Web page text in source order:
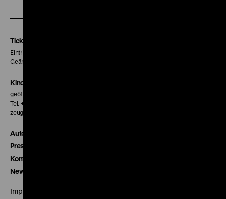
Tickets
Eintritt 5 €
Geänderte Preise sind im Programm vermerkt.
Kinokasse
geöffnet 30 Minuten vor Beginn der ersten Vorstellung
Tel. + 49 30 20304-770
zeughauskino@dhm.de
Autor*innen
Presse
Kontakt
Newsletter
Impressum